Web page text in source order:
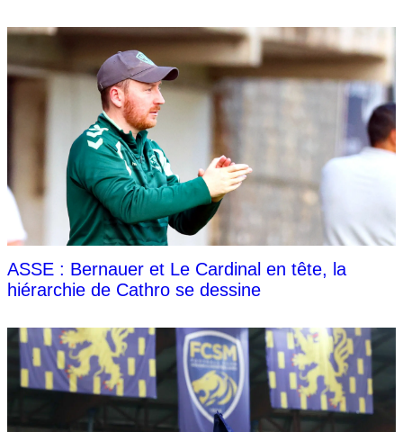
ASSE : Bernauer et Le Cardinal en tête, la
hiérarchie de Cathro se dessine